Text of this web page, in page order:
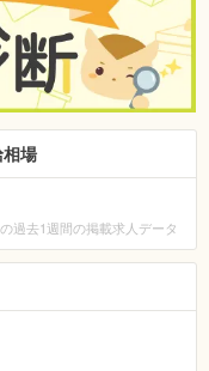
場
の過去1週間の掲載求人データ